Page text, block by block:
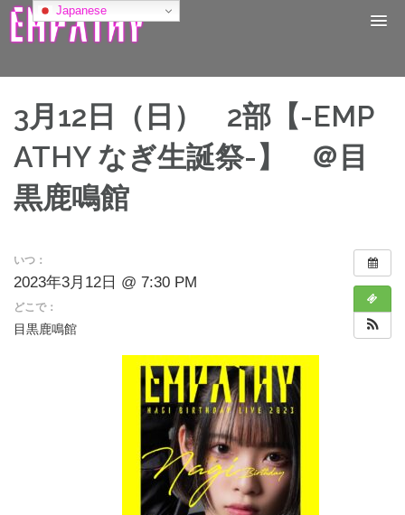
コ
テ
ツ
3月12日（日） 2部【-EMP
ATHY なぎ生誕祭-】 ＠目
黒鹿鳴館
いつ：
2023年3月12日 @ 7:30 PM
どこで：
目黒鹿鳴館
Japanese